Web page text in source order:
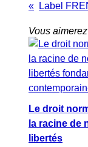
Vous
Le droit
la racine de
libertés